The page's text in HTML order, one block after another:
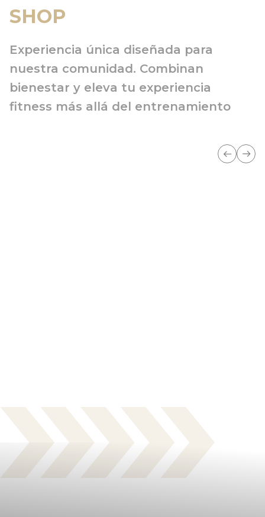
SHOP
Experiencia única diseñada para
nuestra comunidad. Combinan
bienestar y eleva tu experiencia
fitness más allá del entrenamiento